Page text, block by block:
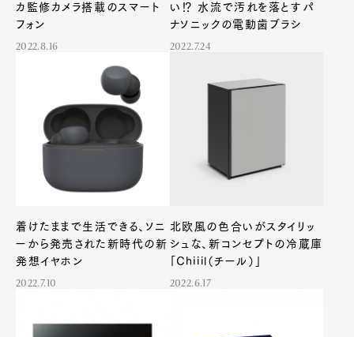
カ監修カメラ搭載のスマート
フォン
2022.8.16
い⁉ 水流で汚れを落とすパ
ナソニックの電動歯ブラシ
2022.7.24
着けたままで生活できる、ソニ
ーから発売された新時代の新
発想イヤホン
2022.7.10
北欧風の色合いがスタイリッ
シュな、新コンセプトの冷蔵庫
「Chiiil（チール）」
2022.6.17